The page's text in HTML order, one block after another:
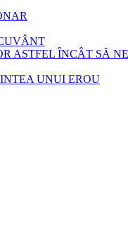
ASTFEL ÎNCÂT SĂ
UNUI EROU